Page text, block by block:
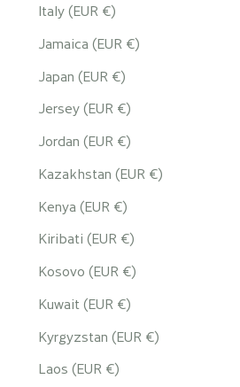
Italy (EUR €)
Jamaica (EUR €)
Japan (EUR €)
Jersey (EUR €)
Jordan (EUR €)
Kazakhstan (EUR €)
Kenya (EUR €)
Kiribati (EUR €)
Kosovo (EUR €)
Kuwait (EUR €)
Kyrgyzstan (EUR €)
Laos (EUR €)